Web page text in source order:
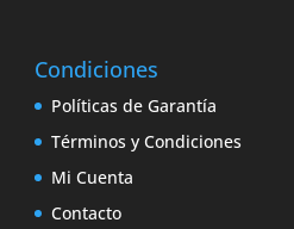
Condiciones
Políticas de Garantía
Términos y Condiciones
Mi Cuenta
Contacto